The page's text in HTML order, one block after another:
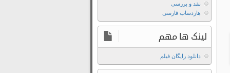
نقد و بررسی
هاردساب فارسی
لینک ها مهم
دانلود رایگان فیلم